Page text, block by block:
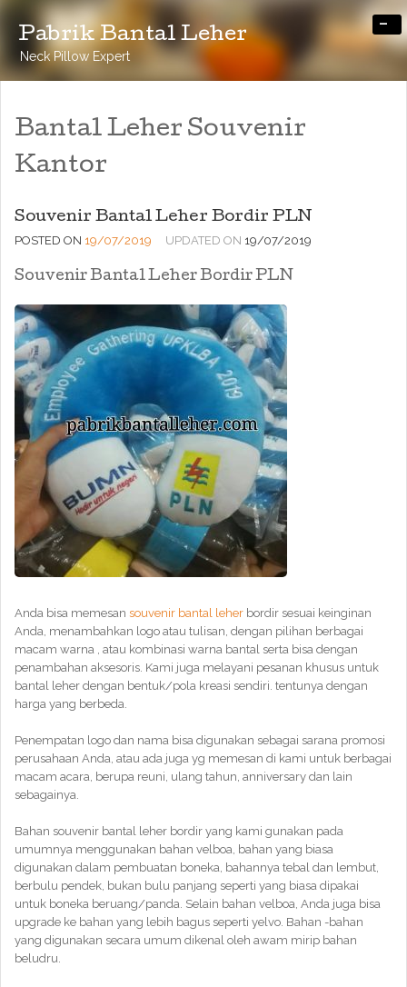
Pabrik Bantal Leher
Neck Pillow Expert
-
Bantal Leher Souvenir
Kantor
Souvenir Bantal Leher Bordir PLN
POSTED ON 19/07/2019 UPDATED ON 19/07/2019
Souvenir Bantal Leher Bordir PLN
Anda bisa memesan souvenir bantal leher bordir sesuai keinginan
Anda, menambahkan logo atau tulisan, dengan pilihan berbagai
macam warna , atau kombinasi warna bantal serta bisa dengan
penambahan aksesoris. Kami juga melayani pesanan khusus untuk
bantal leher dengan bentuk/pola kreasi sendiri. tentunya dengan
harga yang berbeda.
Penempatan logo dan nama bisa digunakan sebagai sarana promosi
perusahaan Anda, atau ada juga yg memesan di kami untuk berbagai
macam acara, berupa reuni, ulang tahun, anniversary dan lain
sebagainya.
Bahan souvenir bantal leher bordir yang kami gunakan pada
umumnya menggunakan bahan velboa, bahan yang biasa
digunakan dalam pembuatan boneka, bahannya tebal dan lembut,
berbulu pendek, bukan bulu panjang seperti yang biasa dipakai
untuk boneka beruang/panda. Selain bahan velboa, Anda juga bisa
upgrade ke bahan yang lebih bagus seperti yelvo. Bahan -bahan
yang digunakan secara umum dikenal oleh awam mirip bahan
beludru.